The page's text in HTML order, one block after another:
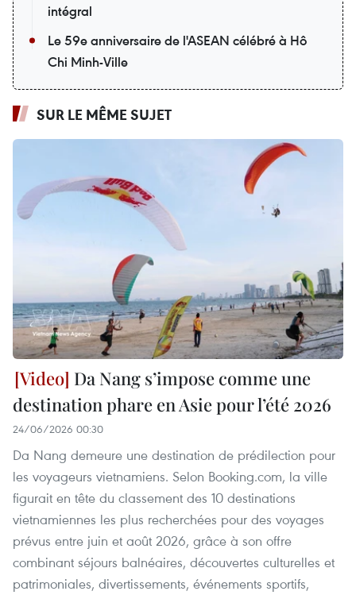
intégral
Le 59e anniversaire de l'ASEAN célébré à Hô
Chi Minh-Ville
SUR LE MÊME SUJET
Da Nang s’impose comme une
destination phare en Asie pour l’été 2026
24/06/2026 00:30
Da Nang demeure une destination de prédilection pour
les voyageurs vietnamiens. Selon Booking.com, la ville
figurait en tête du classement des 10 destinations
vietnamiennes les plus recherchées pour des voyages
prévus entre juin et août 2026, grâce à son offre
combinant séjours balnéaires, découvertes culturelles et
patrimoniales, divertissements, événements sportifs,